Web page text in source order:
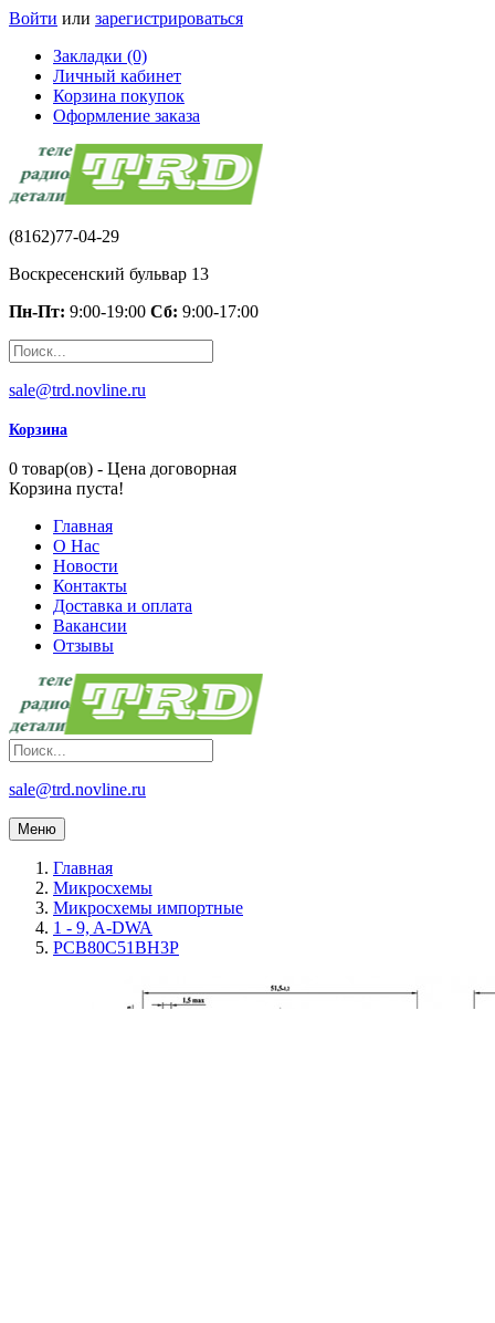
Войти или зарегистрироваться
Закладки (0)
Личный кабинет
Корзина покупок
Оформление заказа
(8162)77-04-29
Воскресенский бульвар 13
Пн-Пт: 9:00-19:00 Сб: 9:00-17:00
sale@trd.novline.ru
Корзина
0 товар(ов) - Цена договорная
Корзина пуста!
Главная
О Нас
Новости
Контакты
Доставка и оплата
Вакансии
Отзывы
sale@trd.novline.ru
Меню
Главная
Микросхемы
Микросхемы импортные
1 - 9, A-DWA
PCB80C51BH3P